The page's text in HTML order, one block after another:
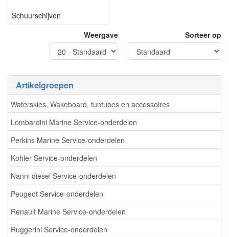
Artikelgroepen
Waterskies, Wakeboard, funtubes en accessoires
Lombardini Marine Service-onderdelen
Perkins Marine Service-onderdelen
Kohler Service-onderdelen
Nanni diesel Service-onderdelen
Peugeot Service-onderdelen
Renault Marine Service-onderdelen
Ruggerini Service-onderdelen
Schuurschijven
Weergave
Sorteer op